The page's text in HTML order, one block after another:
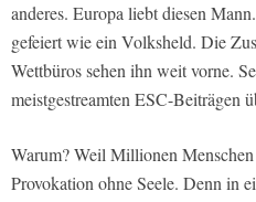
anderes. Europa liebt diesen
gefeiert wie ein Volksheld. Die
Wettbüros sehen ihn weit vorne.
meistgestreamten ESC-Beiträgen
Warum? Weil Millionen
Provokation ohne Seele. Denn in